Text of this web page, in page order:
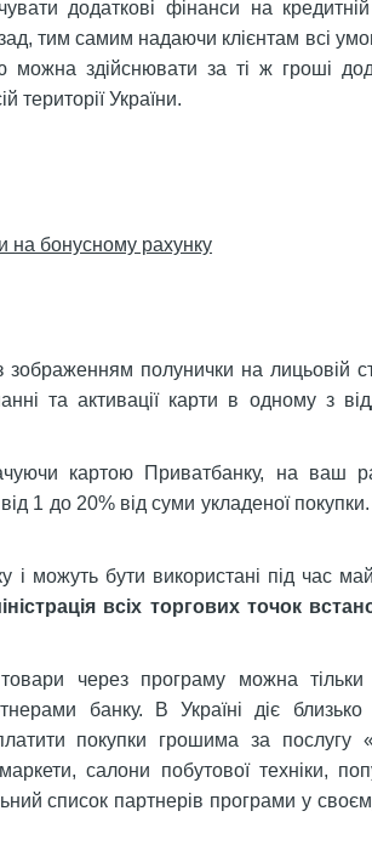
додаткові фінанси на кредитній
тим самим надаючи клієнтам всі
можна здійснювати за ті ж гроші
території України.
на бонусному рахунку
полунички на лицьовій
та активації карти в одному з
картою Приватбанку, на ваш
1 до 20% від суми укладеної
і можуть бути використані під час
всіх торгових точок
через програму можна
банку. В Україні діє
покупки грошима за послугу
салони побутової техніки,
список партнерів програми у